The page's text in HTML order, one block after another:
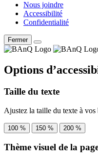
Nous joindre
Accessibilité
Confidentialité
Fermer
Options
Taille du texte
Ajustez la taille du texte à vos
100 % 150 % 200 %
Thème visuel de la